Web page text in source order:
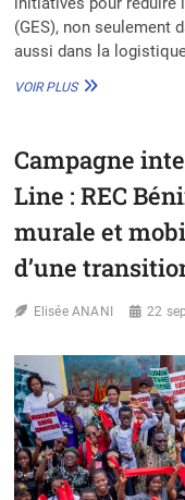
(GES), non seulement
aussi dans la
VOIR PLUSEPSON :
LOGISTIQUE
RESPECTUEUSE
DE
Campagne
Line : REC
murale et
d’une
Elisée ANANI 22